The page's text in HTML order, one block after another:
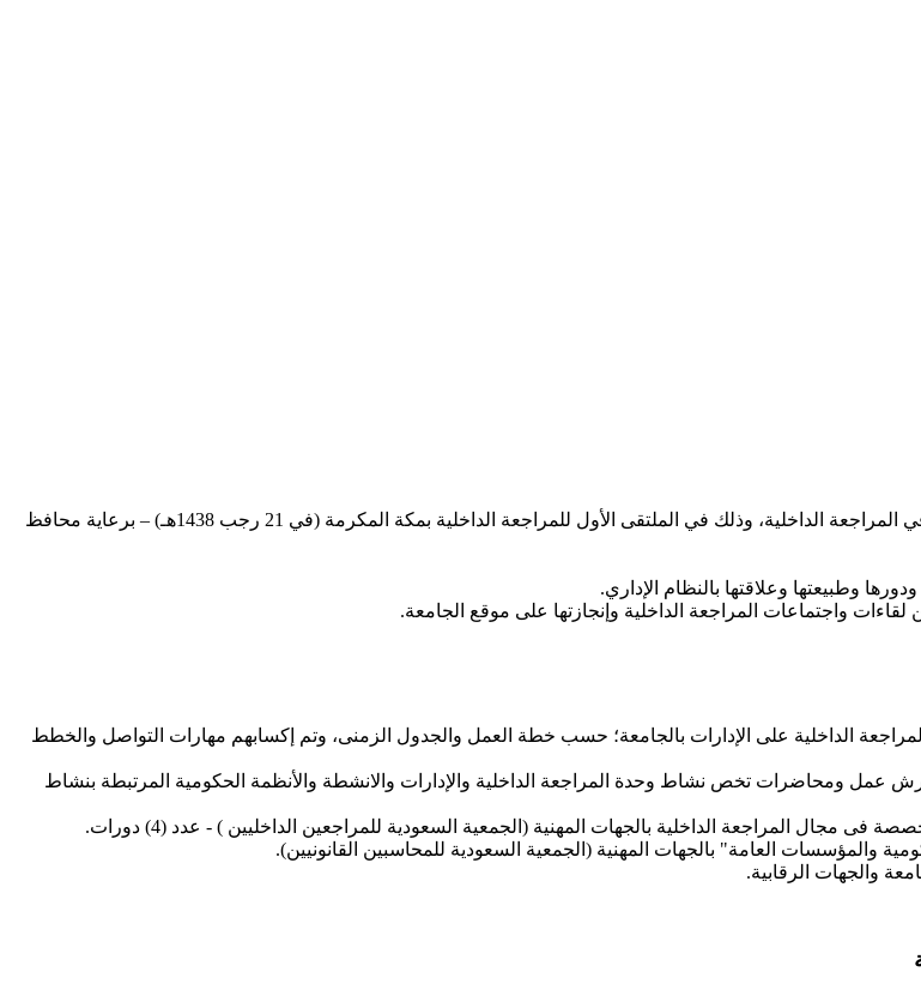
مشاركة إدارة المراجعة الداخلية بورقة عمل لعرض نجاح جامعة أم القرى بتجربتها في المراجعة الداخلية، وذلك في الملتقى الأول للمراجعة الداخلية بمكة المكرمة (في 21 رجب 1438هـ) – برعاية محافظ
وطبيعتها وعلاقتها بالنظام الإداري.
واجتماعات المراجعة الداخلية وإنجازتها على موقع الجامعة.
تنفيذ المراجعة الداخلية على الإدارات بالجامعة؛ حسب خطة العمل والجدول الزمنى، وتم إكسابهم مهارات التواصل والخطط
عن طريق ورش عمل ومحاضرات تخص نشاط وحدة المراجعة الداخلية والإدارات والانشطة والأنظمة الحكومية المرتبطة بنشاط
والجهات الرقابية.